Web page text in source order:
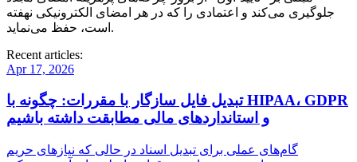
جلوگیری می‌کند و اعتمادی را که در هر امضای الکترونیکی نهفته
است، حفظ می‌نماید.
Recent articles:
Apr 17, 2026
تبدیل فایل سازگار با مقررات: چگونه با HIPAA، GDPR
و استانداردهای مالی مطابقت داشته باشیم
گام‌های عملی برای تبدیل اسناد در حالی که نیازهای حریم